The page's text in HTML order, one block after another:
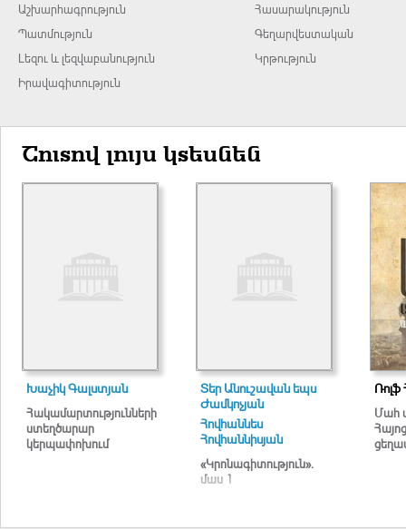
Աշխարհագրություն
Պատմություն
Լեզու և լեզվաբանություն
Իրավագիտություն
Հասարակություն
Գեղարվեստական
Կրթություն
Շուտով լույս կտեսնեն
Խաչիկ Գալստյան
Հակամարտությունների
ստեղծարար
կերպափոխում
Տեր Անուշավան եպս
Ժամկոչյան
Հովհաննես
Հովհաննիսյան
«Կրոնագիտություն».
մաս 1
Ռոլֆ
Մահ
Հայոց